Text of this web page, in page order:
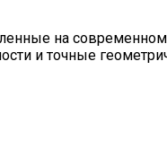
на
и точные